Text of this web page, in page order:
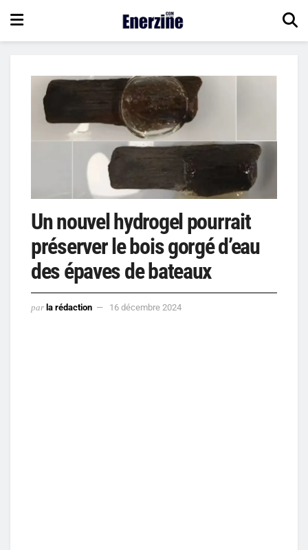
Un nouvel hydrogel pourrait
préserver le bois gorgé d’eau
des épaves de bateaux
par la rédaction 16 décembre 2024